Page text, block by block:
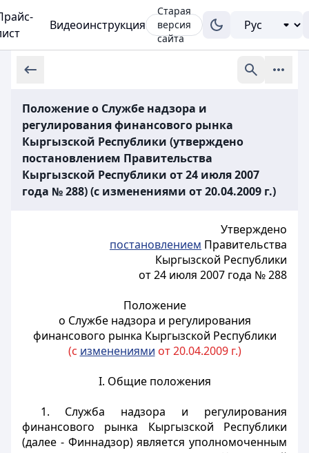
Видеоинструкция
Старая
версия
сайта
Положение о Службе надзора и
регулирования финансового рынка
Кыргызской Республики (утверждено
постановлением Правительства
Кыргызской Республики от 24 июля 2007
года № 288) (с изменениями от 20.04.2009 г.)
Утверждено
постановлением Правительства
Кыргызской Республики
от 24 июля 2007 года № 288
Положение
о Службе надзора и регулирования
финансового рынка Кыргызской Республики
(с изменениями от 20.04.2009 г.)
I. Общие положения
1. Служба надзора и регулирования
финансового рынка Кыргызской Республики
(далее - Финнадзор) является уполномоченным